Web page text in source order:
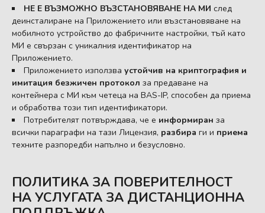
НЕ Е ВЪЗМОЖНО ВЪЗСТАНОВЯВАНЕ НА МИ след
деинсталиране на Приложението или възстановяване на
мобилното устройство до фабричните настройки, тъй като
МИ е свързан с уникалния идентификатор на
Приложението.
Приложението използва устойчив на криптография и
имитация безжичен протокол за предаване на
контейнера с МИ към четеца на BAS-IP, способен да приема
и обработва този тип идентификатори.
Потребителят потвърждава, че е информиран за
всички параграфи на тази Лицензия, разбира ги и приема
техните разпоредби напълно и безусловно.
ПОЛИТИКА ЗА ПОВЕРИТЕЛНОСТ
НА УСЛУГАТА ЗА ДИСТАНЦИОННА